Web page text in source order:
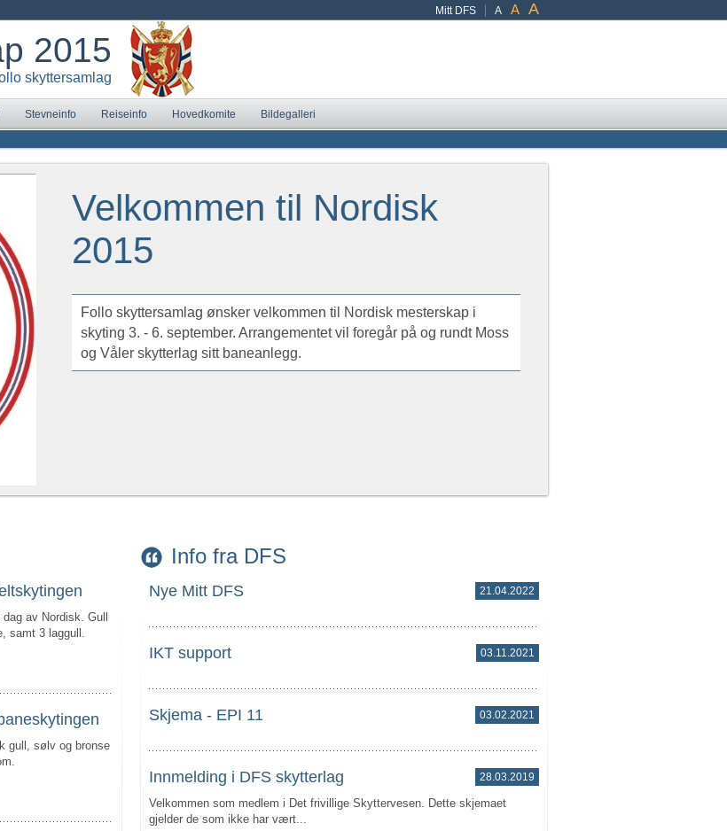
A A A
Mitt DFS
2015
skyttersamlag
Stevneinfo Reiseinfo Hovedkomite Bildegalleri
Velkommen til Nordisk
2015
Follo skyttersamlag ønsker velkommen til Nordisk mesterskap i
skyting 3. - 6. september. Arrangementet vil foregår på og rundt Moss
og Våler skytterlag sitt baneanlegg.
av Nordisk. Gull
samt 3 laggull.
gull, sølv og bronse
Info fra DFS
Nye Mitt DFS 21.04.2022
IKT support 03.11.2021
Skjema - EPI 11 03.02.2021
Innmelding i DFS skytterlag 28.03.2019
Velkommen som medlem i Det frivillige Skyttervesen. Dette skjemaet
gjelder de som ikke har vært...